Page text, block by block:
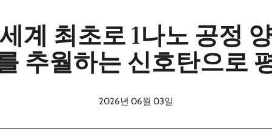
계 최초로 1나노 공정
추월하는 신호탄으로
2026년 06월 03일